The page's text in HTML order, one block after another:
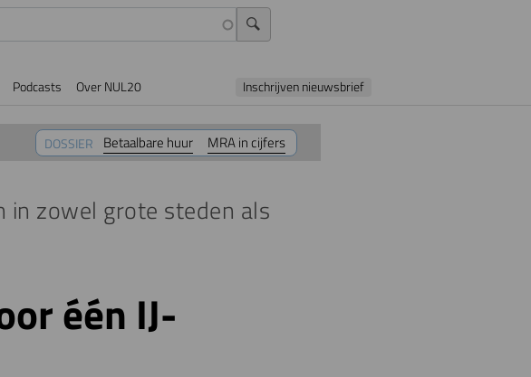
Podcasts Over NUL20 Inschrijven nieuwsbrief
DOSSIER Betaalbare huur MRA in cijfers
in zowel grote steden als
één IJ-